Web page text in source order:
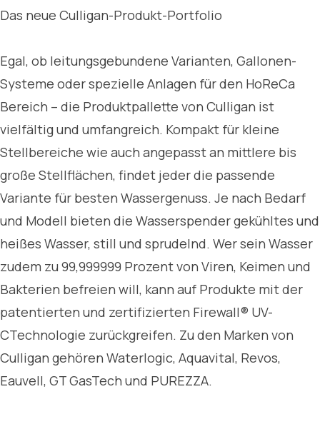
Das neue Culligan-Produkt-Portfolio
Egal, ob leitungsgebundene Varianten, Gallonen-
Systeme oder spezielle Anlagen für den HoReCa
Bereich – die Produktpallette von Culligan ist
vielfältig und umfangreich. Kompakt für kleine
Stellbereiche wie auch angepasst an mittlere bis
große Stellflächen, findet jeder die passende
Variante für besten Wassergenuss. Je nach Bedarf
und Modell bieten die Wasserspender gekühltes und
heißes Wasser, still und sprudelnd. Wer sein Wasser
zudem zu 99,999999 Prozent von Viren, Keimen und
Bakterien befreien will, kann auf Produkte mit der
patentierten und zertifizierten Firewall® UV-
CTechnologie zurückgreifen. Zu den Marken von
Culligan gehören Waterlogic, Aquavital, Revos,
Eauvell, GT GasTech und PUREZZA.